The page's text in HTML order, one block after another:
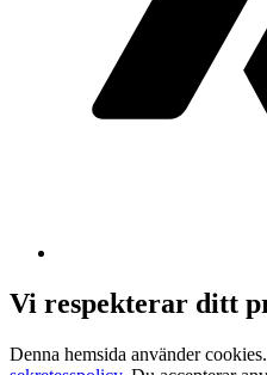
Vi respekterar ditt
Denna hemsida använder